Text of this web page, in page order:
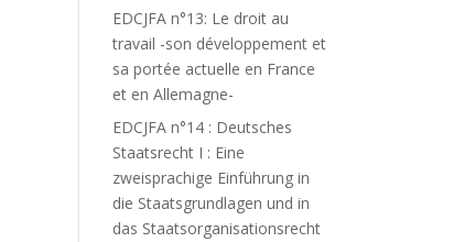
EDCJFA n°13: Le droit au
travail -son développement et
sa portée actuelle en France
et en Allemagne-
EDCJFA n°14 : Deutsches
Staatsrecht I : Eine
zweisprachige Einführung in
die Staatsgrundlagen und in
das Staatsorganisationsrecht